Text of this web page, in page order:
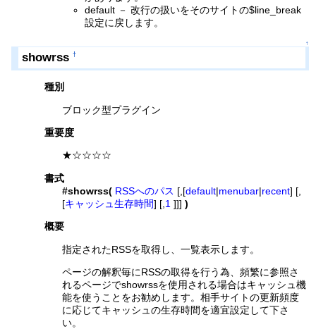
default － 改行の扱いをそのサイトの$line_break
設定に戻します。
↑
showrss †
種別
ブロック型プラグイン
重要度
★☆☆☆☆
書式
#showrss( RSSへのパス [,[default|menubar|recent] [,
[キャッシュ生存時間] [, 1 ]]])
概要
指定されたRSSを取得し、一覧表示します。
ページの解釈毎にRSSの取得を行う為、頻繁に参照さ
れるページでshowrssを使用される場合はキャッシュ機
能を使うことをお勧めします。相手サイトの更新頻度
に応じてキャッシュの生存時間を適宜設定して下さ
い。